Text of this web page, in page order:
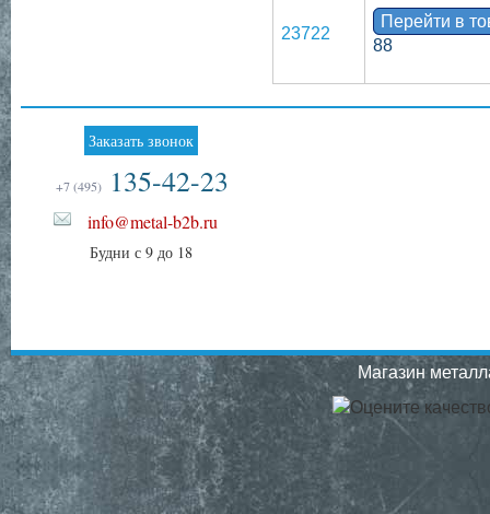
23722
Перейти в
88
Заказать звонок
+7 (495) 135-42-23
info@metal-b2b.ru
Будни с 9 до 18
Магазин